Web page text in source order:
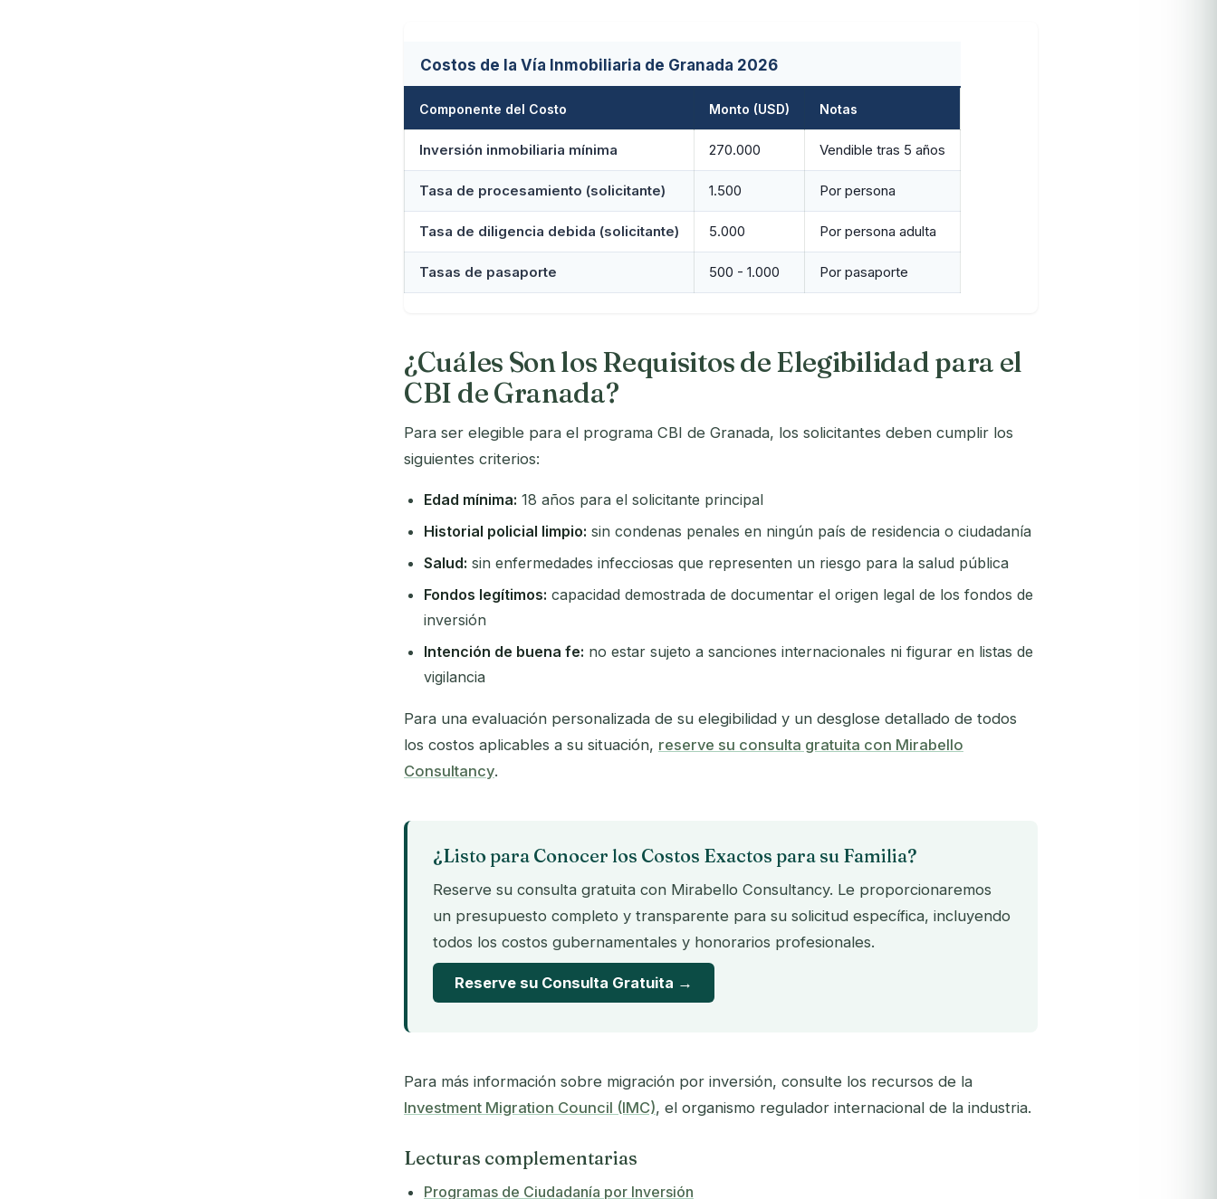
Costos de la Vía Inmobiliaria de Granada 2026
Componente del Costo Monto (USD) Notas
Inversión inmobiliaria mínima 270.000 Vendible tras 5 años
Tasa de procesamiento (solicitante) 1.500 Por persona
Tasa de diligencia debida (solicitante) 5.000 Por persona adulta
Tasas de pasaporte 500 - 1.000 Por pasaporte
¿Cuáles Son los Requisitos de Elegibilidad para el
CBI de Granada?
Para ser elegible para el programa CBI de Granada, los solicitantes deben cumplir los
siguientes criterios:
Edad mínima: 18 años para el solicitante principal
Historial policial limpio: sin condenas penales en ningún país de residencia o ciudadanía
Salud: sin enfermedades infecciosas que representen un riesgo para la salud pública
Fondos legítimos: capacidad demostrada de documentar el origen legal de los fondos de
inversión
Intención de buena fe: no estar sujeto a sanciones internacionales ni figurar en listas de
vigilancia
Para una evaluación personalizada de su elegibilidad y un desglose detallado de todos
los costos aplicables a su situación, reserve su consulta gratuita con Mirabello
Consultancy.
¿Listo para Conocer los Costos Exactos para su Familia?
Reserve su consulta gratuita con Mirabello Consultancy. Le proporcionaremos
un presupuesto completo y transparente para su solicitud específica, incluyendo
todos los costos gubernamentales y honorarios profesionales.
Reserve su Consulta Gratuita →
Para más información sobre migración por inversión, consulte los recursos de la
Investment Migration Council (IMC), el organismo regulador internacional de la industria.
Lecturas complementarias
Programas de Ciudadanía por Inversión